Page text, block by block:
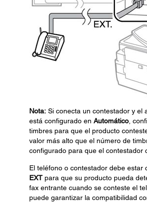
Nota: Si conecta un contestador y el
está configurado en Automático ,
timbres para que el producto
valor más alto que el número de
configurado para que el contestador
El teléfono o contestador debe estar
EXT para que su producto pueda
fax entrante cuando se conteste el
puede garantizar la compatibilidad